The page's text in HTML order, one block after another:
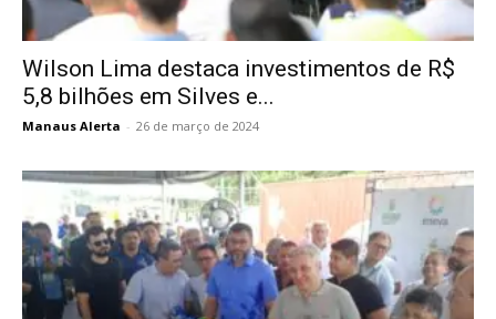
Wilson Lima destaca investimentos de R$
5,8 bilhões em Silves e...
Manaus Alerta - 26 de março de 2024